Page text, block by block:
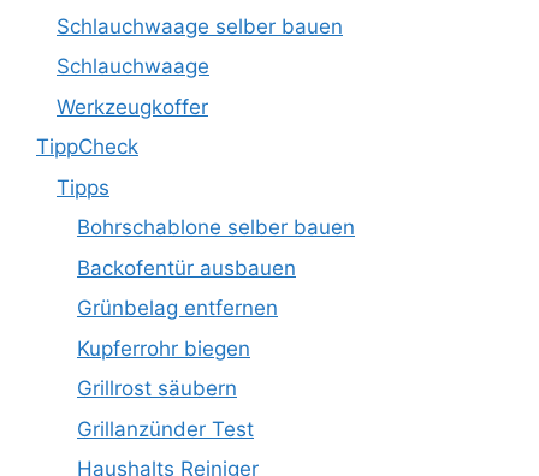
Schlauchwaage selber bauen
Schlauchwaage
Werkzeugkoffer
TippCheck
Tipps
Bohrschablone selber bauen
Backofentür ausbauen
Grünbelag entfernen
Kupferrohr biegen
Grillrost säubern
Grillanzünder Test
Haushalts Reiniger